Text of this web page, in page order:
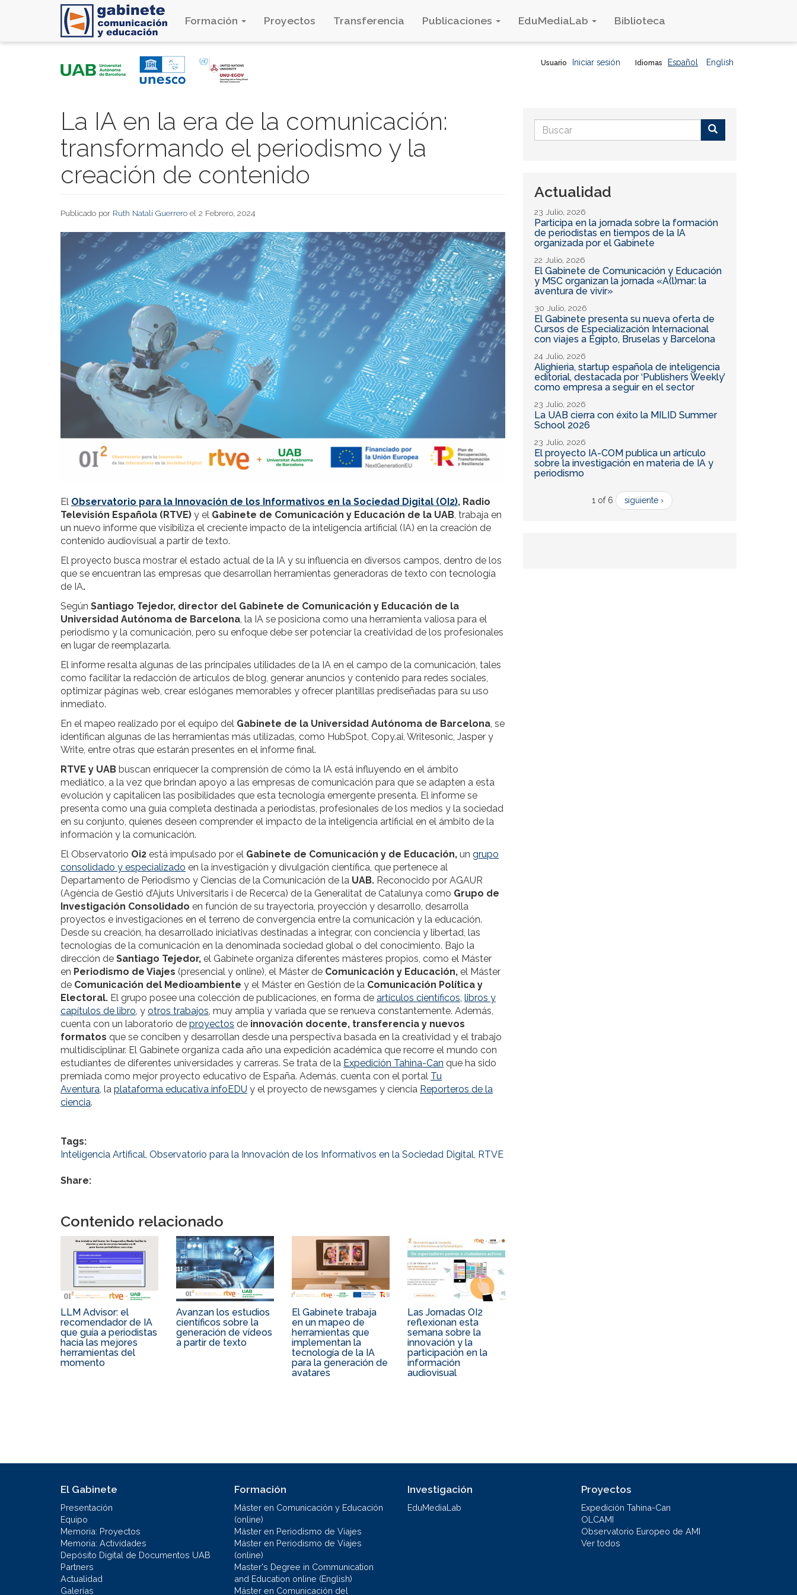
Formación Proyectos Transferencia Publicaciones EduMediaLab Biblioteca
Idiomas Español English
Usuario Iniciar sesión
La IA en la era de la comunicación:
transformando el periodismo y la
creación de contenido
Publicado por Ruth Natalí Guerrero el 2 Febrero, 2024
El Observatorio para la Innovación de los Informativos en la Sociedad Digital (OI2), Radio
Televisión Española (RTVE) y el Gabinete de Comunicación y Educación de la UAB, trabaja en
un nuevo informe que visibiliza el creciente impacto de la inteligencia artificial (IA) en la creación de
contenido audiovisual a partir de texto.
El proyecto busca mostrar el estado actual de la IA y su influencia en diversos campos, dentro de los
que se encuentran las empresas que desarrollan herramientas generadoras de texto con tecnología
de IA.
Según Santiago Tejedor, director del Gabinete de Comunicación y Educación de la
Universidad Autónoma de Barcelona, la IA se posiciona como una herramienta valiosa para el
periodismo y la comunicación, pero su enfoque debe ser potenciar la creatividad de los profesionales
en lugar de reemplazarla.
El informe resalta algunas de las principales utilidades de la IA en el campo de la comunicación, tales
como facilitar la redacción de artículos de blog, generar anuncios y contenido para redes sociales,
optimizar páginas web, crear eslóganes memorables y ofrecer plantillas prediseñadas para su uso
inmediato.
En el mapeo realizado por el equipo del Gabinete de la Universidad Autónoma de Barcelona, se
identifican algunas de las herramientas más utilizadas, como HubSpot, Copy.ai, Writesonic, Jasper y
Write, entre otras que estarán presentes en el informe final.
RTVE y UAB buscan enriquecer la comprensión de cómo la IA está influyendo en el ámbito
mediático, a la vez que brindan apoyo a las empresas de comunicación para que se adapten a esta
evolución y capitalicen las posibilidades que esta tecnología emergente presenta. El informe se
presenta como una guía completa destinada a periodistas, profesionales de los medios y la sociedad
en su conjunto, quienes deseen comprender el impacto de la inteligencia artificial en el ámbito de la
información y la comunicación.
El Observatorio Oi2 está impulsado por el Gabinete de Comunicación y de Educación, un grupo
consolidado y especializado en la investigación y divulgación científica, que pertenece al
Departamento de Periodismo y Ciencias de la Comunicación de la UAB. Reconocido por AGAUR
(Agència de Gestió d’Ajuts Universitaris i de Recerca) de la Generalitat de Catalunya como Grupo de
Investigación Consolidado en función de su trayectoria, proyección y desarrollo, desarrolla
proyectos e investigaciones en el terreno de convergencia entre la comunicación y la educación.
Desde su creación, ha desarrollado iniciativas destinadas a integrar, con conciencia y libertad, las
tecnologías de la comunicación en la denominada sociedad global o del conocimiento. Bajo la
dirección de Santiago Tejedor, el Gabinete organiza diferentes másteres propios, como el Máster
en Periodismo de Viajes (presencial y online), el Máster de Comunicación y Educación, el Máster
de Comunicación del Medioambiente y el Máster en Gestión de la Comunicación Política y
Electoral. El grupo posee una colección de publicaciones, en forma de artículos científicos, libros y
capítulos de libro, y otros trabajos, muy amplia y variada que se renueva constantemente. Además,
cuenta con un laboratorio de proyectos de innovación docente, transferencia y nuevos
formatos que se conciben y desarrollan desde una perspectiva basada en la creatividad y el trabajo
multidisciplinar. El Gabinete organiza cada año una expedición académica que recorre el mundo con
estudiantes de diferentes universidades y carreras. Se trata de la Expedición Tahina-Can que ha sido
premiada como mejor proyecto educativo de España. Además, cuenta con el portal Tu
Aventura, la plataforma educativa infoEDU y el proyecto de newsgames y ciencia Reporteros de la
ciencia.
Tags:
Inteligencia Artifical, Observatorio para la Innovación de los Informativos en la Sociedad Digital, RTVE
Share:
Contenido relacionado
LLM Advisor: el
recomendador de IA
que guía a periodistas
hacia las mejores
herramientas del
momento
Avanzan los estudios
científicos sobre la
generación de vídeos
a partir de texto
El Gabinete trabaja
en un mapeo de
herramientas que
implementan la
tecnología de la IA
para la generación de
avatares
Las Jornadas OI2
reflexionan esta
semana sobre la
innovación y la
participación en la
información
audiovisual
Formulario
de
Actualidad
23 Julio, 2026
Participa en la jornada sobre la formación
de periodistas en tiempos de la IA
organizada por el Gabinete
22 Julio, 2026
El Gabinete de Comunicación y Educación
y MSC organizan la jornada «A(l)mar: la
aventura de vivir»
30 Julio, 2026
El Gabinete presenta su nueva oferta de
Cursos de Especialización Internacional
con viajes a Egipto, Bruselas y Barcelona
24 Julio, 2026
Alighieria, startup española de inteligencia
editorial, destacada por ‘Publishers Weekly’
como empresa a seguir en el sector
23 Julio, 2026
La UAB cierra con éxito la MILID Summer
School 2026
23 Julio, 2026
El proyecto IA-COM publica un artículo
sobre la investigación en materia de IA y
periodismo
1 of 6 siguiente ›
El Gabinete
Presentación
Equipo
Memoria: Proyectos
Memoria: Actividades
Depósito Digital de Documentos UAB
Partners
Actualidad
Galerías
Formación
Máster en Comunicación y Educación
(online)
Máster en Periodismo de Viajes
Máster en Periodismo de Viajes
(online)
Master's Degree in Communication
and Education online (English)
Máster en Comunicación del
Investigación
EduMediaLab
Proyectos
Expedición Tahina-Can
OLCAMI
Observatorio Europeo de AMI
Ver todos